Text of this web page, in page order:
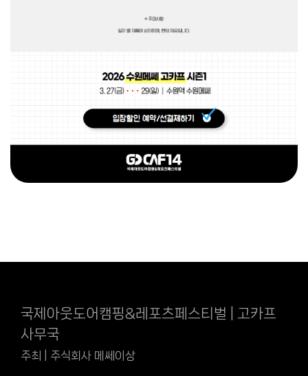
국제아웃도어캠핑&레포츠페스티벌 | 고카프
사무국
주최 | 주식회사 메쎄이상